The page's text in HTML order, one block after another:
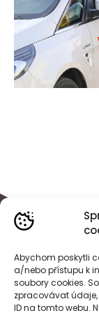
Abychom poskytli
a/nebo přístupu k
soubory cookies.
zpracovávat
ID na tomto webu.